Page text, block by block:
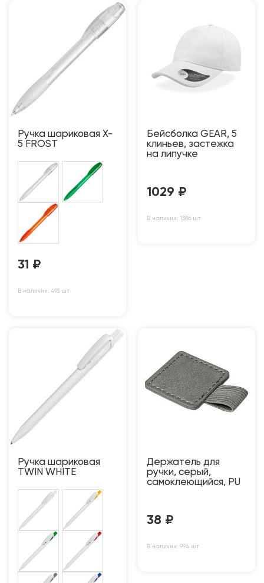
Ручка шариковая X-
5 FROST
31 ₽
В наличии: 493 шт
Бейсболка GEAR, 5
клиньев, застежка
на липучке
1029 ₽
В наличии: 1386 шт
Ручка шариковая
TWIN WHITE
Держатель для
ручки, серый,
самоклеющийся, PU
38 ₽
В наличии: 994 шт